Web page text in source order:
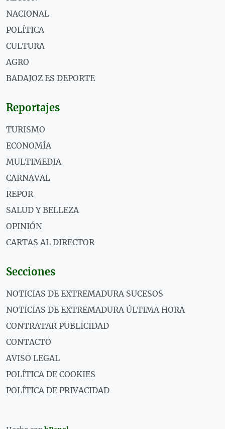
NACIONAL
POLÍTICA
CULTURA
AGRO
BADAJOZ ES DEPORTE
Reportajes
TURISMO
ECONOMÍA
MULTIMEDIA
CARNAVAL
REPOR
SALUD Y BELLEZA
OPINIÓN
CARTAS AL DIRECTOR
Secciones
NOTICIAS DE EXTREMADURA SUCESOS
NOTICIAS DE EXTREMADURA ÚLTIMA HORA
CONTRATAR PUBLICIDAD
CONTACTO
AVISO LEGAL
POLÍTICA DE COOKIES
POLÍTICA DE PRIVACIDAD